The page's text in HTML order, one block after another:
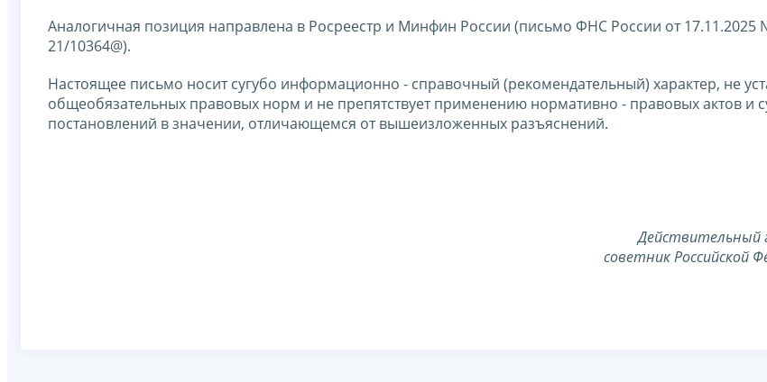
Аналогичная позиция направлена в Росреестр и Минфин России (письмо ФНС России от 17.11.2025
21/10364@).
Настоящее письмо носит сугубо информационно - справочный (рекомендательный) характер, не
общеобязательных правовых норм и не препятствует применению нормативно - правовых актов и
постановлений в значении, отличающемся от вышеизложенных разъяснений.
Действительный
советник Российской